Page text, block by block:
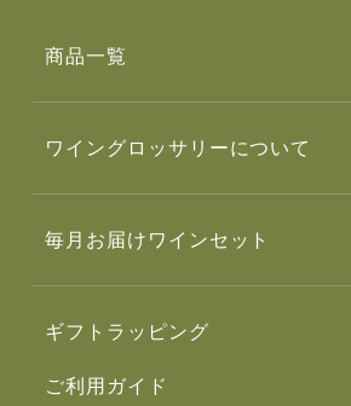
商品一覧
ワイングロッサリーについて
毎月お届けワインセット
ギフトラッピング
ご利用ガイド